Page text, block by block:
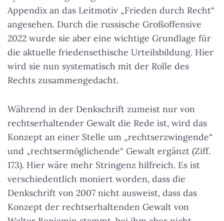
Appendix an das Leitmotiv „Frieden durch Recht“
angesehen. Durch die russische Großoffensive
2022 wurde sie aber eine wichtige Grundlage für
die aktuelle friedensethische Urteilsbildung. Hier
wird sie nun systematisch mit der Rolle des
Rechts zusammengedacht.
Während in der Denkschrift zumeist nur von
rechtserhaltender Gewalt die Rede ist, wird das
Konzept an einer Stelle um „rechtserzwingende“
und „rechtsermöglichende“ Gewalt ergänzt (Ziff.
173). Hier wäre mehr Stringenz hilfreich. Es ist
verschiedentlich moniert worden, dass die
Denkschrift von 2007 nicht ausweist, dass das
Konzept der rechtserhaltenden Gewalt von